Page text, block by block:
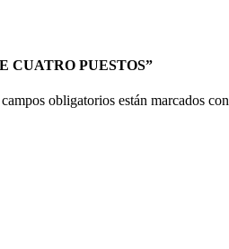
CUATRO PUESTOS”
obligatorios están marcados con